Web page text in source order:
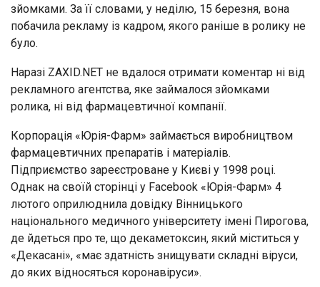
зйомками. За її словами, у неділю, 15 березня, вона
побачила рекламу із кадром, якого раніше в ролику не
було.
Наразі ZAXID.NET не вдалося отримати коментар ні від
рекламного агентства, яке займалося зйомками
ролика, ні від фармацевтичної компанії.
Корпорація «Юрія-Фарм» займається виробництвом
фармацевтичних препаратів і матеріалів.
Підприємство зареєстроване у Києві у 1998 році.
Однак на своїй сторінці у Facebook «Юрія-Фарм» 4
лютого оприлюднила довідку Вінницького
національного медичного університету імені Пирогова,
де йдеться про те, що декаметоксин, який міститься у
«Декасані», «має здатність знищувати складні віруси,
до яких відносяться коронавіруси».